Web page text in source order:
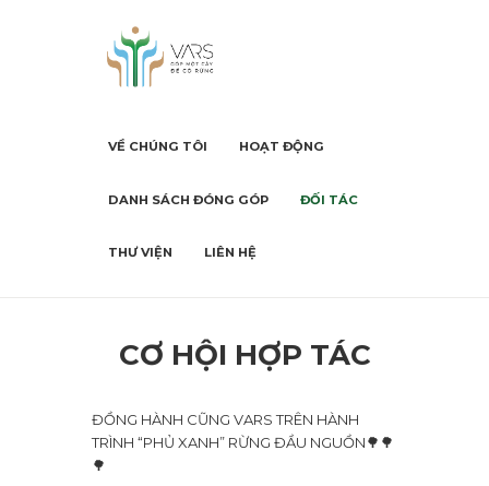
VỀ CHÚNG TÔI HOẠT ĐỘNG
DANH SÁCH ĐÓNG GÓP ĐỐI TÁC
THƯ VIỆN LIÊN HỆ
CƠ HỘI HỢP TÁC
ĐỒNG HÀNH CŨNG VARS TRÊN HÀNH
TRÌNH “PHỦ XANH” RỪNG ĐẦU NGUỒN🌳🌳
🌳